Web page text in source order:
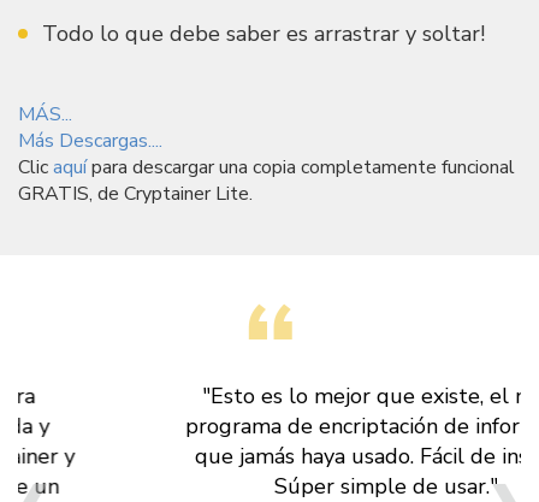
Todo lo que debe saber es arrastrar y soltar!
MÁS...
Más Descargas....
Clicaquípara descargar una copia completamente funcional
GRATIS, de Cryptainer Lite.
"Esto es lo mejor que existe, el mejor
programa de encriptación de información
que jamás haya usado. Fácil de instalar.
Súper simple de usar."